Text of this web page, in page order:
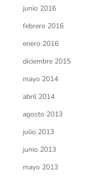
junio 2016
febrero 2016
enero 2016
diciembre 2015
mayo 2014
abril 2014
agosto 2013
julio 2013
junio 2013
mayo 2013